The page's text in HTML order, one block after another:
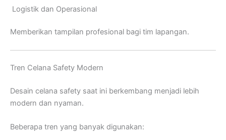
Logistik dan Operasional
Memberikan tampilan profesional bagi tim lapangan.
Tren Celana Safety Modern
Desain celana safety saat ini berkembang menjadi lebih
modern dan nyaman.
Beberapa tren yang banyak digunakan: